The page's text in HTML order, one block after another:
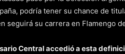
podría tener su chance de
seguirá su carrera en Flamengo
Central accedió a esta